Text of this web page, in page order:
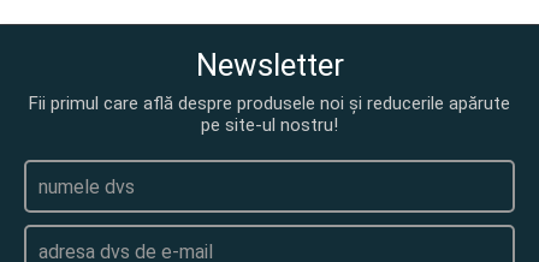
Newsletter
Fii primul care află despre produsele noi și reducerile apărute
pe site-ul nostru!